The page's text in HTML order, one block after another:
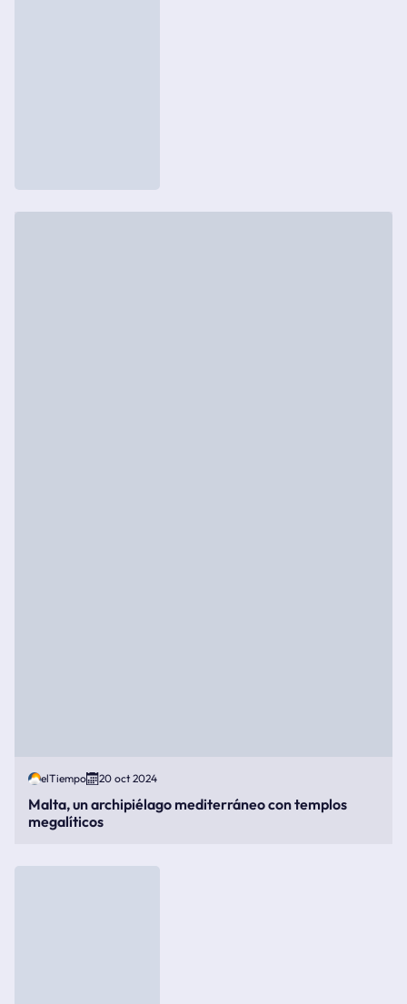
elTiempo 20 oct 2024
Malta, un archipiélago mediterráneo con templos
megalíticos